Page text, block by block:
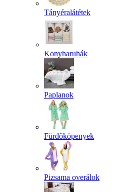
Tányéralátétek
Konyharuhák
Paplanok
Fürdőköpenyek
Pizsama overálok